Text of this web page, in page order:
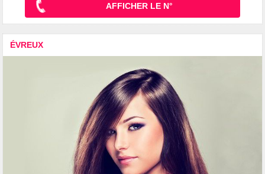
AFFICHER LE N°
ÉVREUX